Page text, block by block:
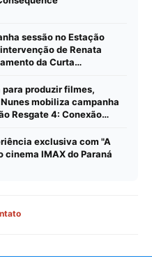
sessão no Estação
de Renata
da Curta
produzir filmes,
mobiliza campanha
Resgate 4: Conexão
exclusiva com "A
cinema IMAX do Paraná